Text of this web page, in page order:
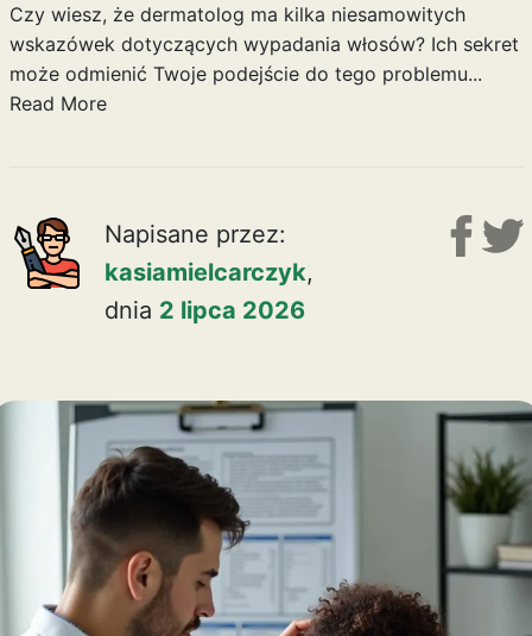
Czy wiesz, że dermatolog ma kilka niesamowitych
wskazówek dotyczących wypadania włosów? Ich sekret
może odmienić Twoje podejście do tego problemu...
Read More
Napisane przez:
kasiamielcarczyk,
dnia 2 lipca 2026